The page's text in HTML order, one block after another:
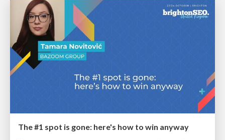
The #1 spot is gone: here's how to win anyway